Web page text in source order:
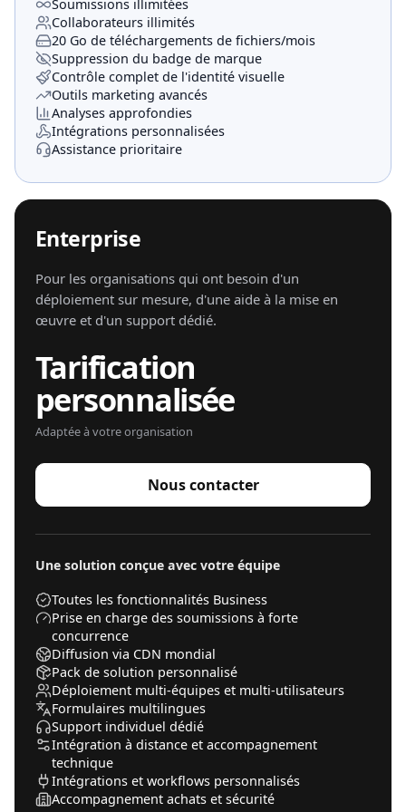
Soumissions illimitées
Collaborateurs illimités
20 Go de téléchargements de fichiers/mois
Suppression du badge de marque
Contrôle complet de l'identité visuelle
Outils marketing avancés
Analyses approfondies
Intégrations personnalisées
Assistance prioritaire
Enterprise
Pour les organisations qui ont besoin d'un
déploiement sur mesure, d'une aide à la mise en
œuvre et d'un support dédié.
Tarification
personnalisée
Adaptée à votre organisation
Nous contacter
Une solution conçue avec votre équipe
Toutes les fonctionnalités Business
Prise en charge des soumissions à forte
concurrence
Diffusion via CDN mondial
Pack de solution personnalisé
Déploiement multi-équipes et multi-utilisateurs
Formulaires multilingues
Support individuel dédié
Intégration à distance et accompagnement
technique
Intégrations et workflows personnalisés
Accompagnement achats et sécurité